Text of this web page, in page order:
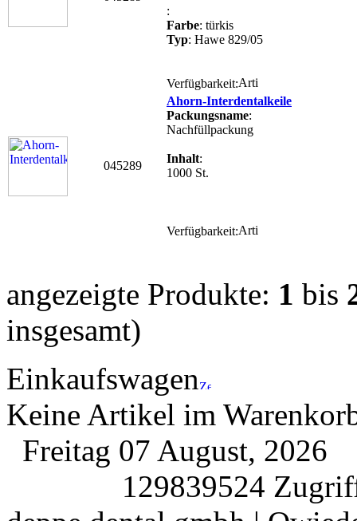
:
Farbe: türkis
Typ: Hawe 829/05
Verfügbarkeit:
045289
Ahorn-Interdentalkeile
Packungsname:
Nachfüllpackung
Inhalt:
1000 St.
Verfügbarkeit:
angezeigte Produkte: 1 bis
insgesamt)
Einkaufswagen
Keine Artikel im
Freitag 07 August, 2026
129839524